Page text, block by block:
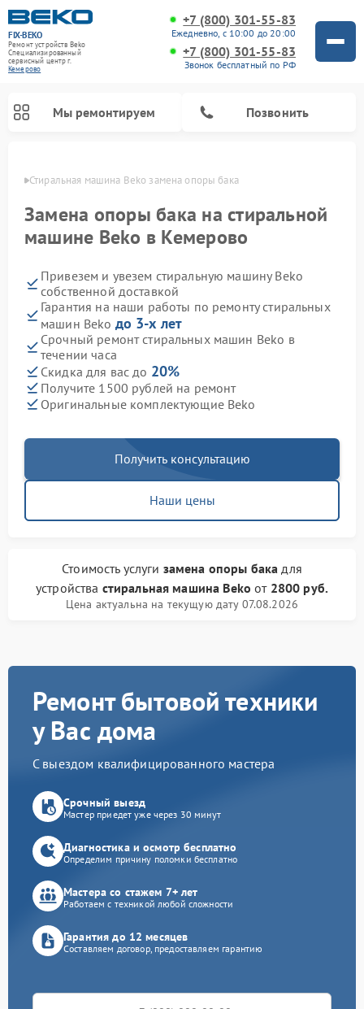
FIX-BEKO
Ремонт устройств Beko
Специализированный
cервисный центр г.
Кемерово
+7 (800) 301-55-83
Ежедневно, с 10:00 до 20:00
+7 (800) 301-55-83
Звонок бесплатный по РФ
Мы ремонтируем Позвонить
Стиральная машина Beko замена опоры бака
Замена опоры бака на стиральной
машине Beko в Кемерово
Привезем и увезем стиральную машину Beko
собственной доставкой
Гарантия на наши работы по ремонту стиральных
машин Beko до 3-х лет
Срочный ремонт стиральных машин Beko в
течении часа
Скидка для вас до 20%
Получите 1500 рублей на ремонт
Оригинальные комплектующие Beko
Получить консультацию
Наши цены
Стоимость услуги замена опоры бака для
устройства стиральная машина Beko от 2800 руб.
Цена актуальна на текущую дату 07.08.2026
Ремонт бытовой техники
у Вас дома
С выездом квалифицированного мастера
Срочный выезд
Мастер приедет уже через 30 минут
Диагностика и осмотр бесплатно
Определим причину поломки бесплатно
Мастера со стажем 7+ лет
Работаем с техникой любой сложности
Гарантия до 12 месяцев
Составляем договор, предоставляем гарантию